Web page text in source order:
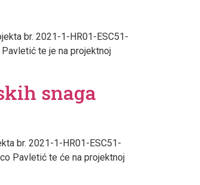
br. 2021-1-HR01-ESC51-
te je na projektnoj
snaga
br. 2021-1-HR01-ESC51-
Pavletić te će na projektnoj